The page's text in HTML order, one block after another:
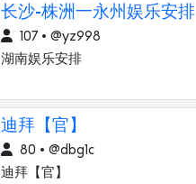
长沙-株洲一永州娱乐安排
107 • @yz998
湖南娱乐安排
迪拜【官】
80 • @dbg1c
迪拜【官】